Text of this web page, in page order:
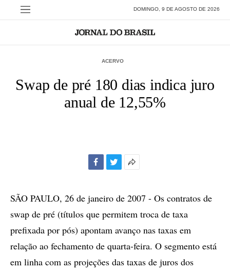
DOMINGO, 9 DE AGOSTO DE 2026
ACERVO
Swap de pré 180 dias indica juro
anual de 12,55%
compartilhamento
SÃO PAULO, 26 de janeiro de 2007 - Os contratos de
swap de pré (títulos que permitem troca de taxa
prefixada por pós) apontam avanço nas taxas em
relação ao fechamento de quarta-feira. O segmento está
em linha com as projeções das taxas de juros dos